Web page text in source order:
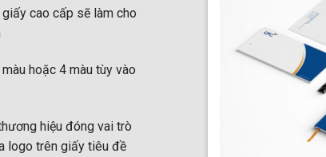
cao cấp sẽ làm cho
hoặc 4 màu tùy vào
hiệu đóng vai trò
logo trên giấy tiêu đề